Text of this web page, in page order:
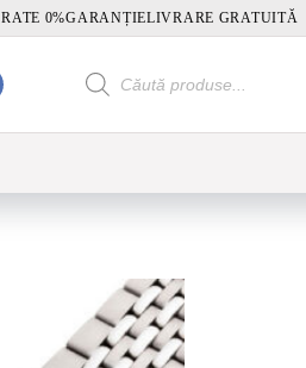
RATE 0%GARANȚIELIVRARE GRATUITĂ
Products
search